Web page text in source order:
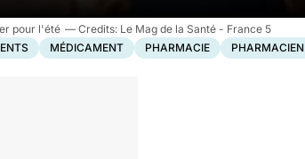
pour l'été
Le Mag de la Santé - France 5
MÉDICAMENT PHARMACIE PHARMACIEN